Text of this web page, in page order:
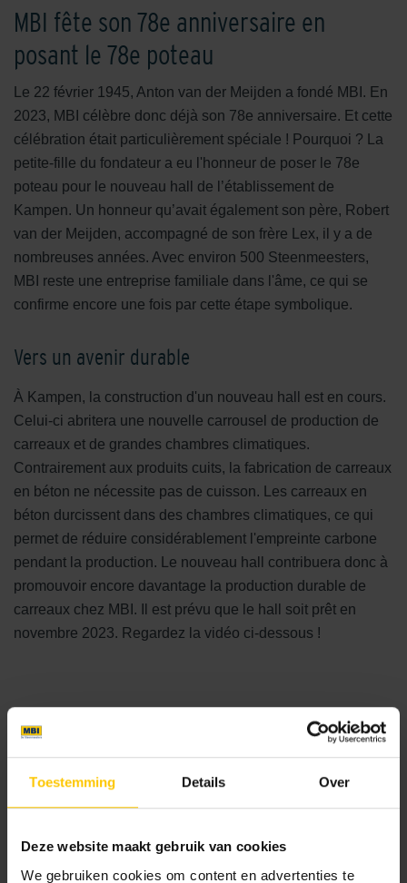
Toestemming Details Over
Deze website maakt gebruik van cookies
We gebruiken cookies om content en advertenties te
MBI fête son 78e anniversaire en
posant le 78e poteau
Le 22 février 1945, Anton van der Meijden a fondé MBI. En
2023, MBI célèbre donc déjà son 78e anniversaire. Et cette
célébration était particulièrement spéciale ! Pourquoi ? La
petite-fille du fondateur a eu l'honneur de poser le 78e
poteau pour le nouveau hall de l’établissement de
Kampen. Un honneur qu’avait également son père, Robert
van der Meijden, accompagné de son frère Lex, il y a de
nombreuses années. Avec environ 500 Steenmeesters,
MBI reste une entreprise familiale dans l'âme, ce qui se
confirme encore une fois par cette étape symbolique.
Vers un avenir durable
À Kampen, la construction d'un nouveau hall est en cours.
Celui-ci abritera une nouvelle carrousel de production de
carreaux et de grandes chambres climatiques.
Contrairement aux produits cuits, la fabrication de carreaux
en béton ne nécessite pas de cuisson. Les carreaux en
béton durcissent dans des chambres climatiques, ce qui
permet de réduire considérablement l'empreinte carbone
pendant la production. Le nouveau hall contribuera donc à
promouvoir encore davantage la production durable de
carreaux chez MBI. Il est prévu que le hall soit prêt en
novembre 2023. Regardez la vidéo ci-dessous !